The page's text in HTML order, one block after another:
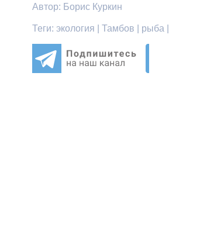
Автор: Борис Куркин
Теги:экология | Тамбов | рыба |